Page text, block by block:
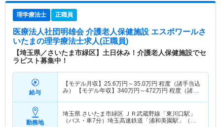
理学療法士 正職員
医療法人社団明雄会 介護老人保健施設 エスポワールさ
いたまの理学療法士求人(正職員)
【埼玉県／さいたま市緑区】土日休み！介護老人保健施設でセ
ラピスト募集中！
給与
【モデル月収】 25.6万円～35.0万円 程度（諸手当込
み） 【モデル年収】 340万円～472万円 程度（諸手
勤務地
埼玉県 さいたま市緑区 ＪＲ武蔵野線「東川口駅」
（バス・車7分）埼玉高速鉄道「浦和美園駅」（徒